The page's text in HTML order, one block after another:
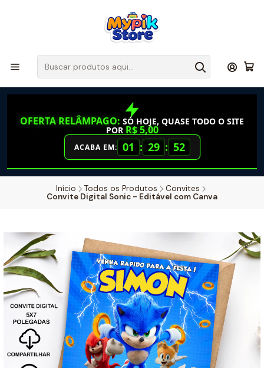
OFERTA RELÂMPAGO: SÓ HOJE, QUASE TODO O SITE
POR R$ 5,00
ACABA EM: 01 : 29 : 52
Início Todos os Produtos
Convites
Convite Digital Sonic - Editável com Canva